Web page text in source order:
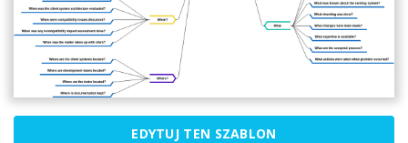
EDYTUJ TEN SZABLON